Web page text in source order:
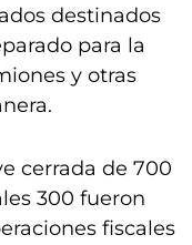
destinados
para la
y otras
cerrada de 700
300 fueron
fiscales